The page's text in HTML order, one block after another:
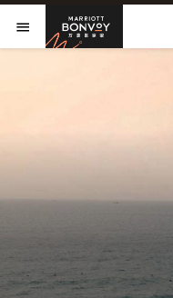
跳到内容
打开菜单